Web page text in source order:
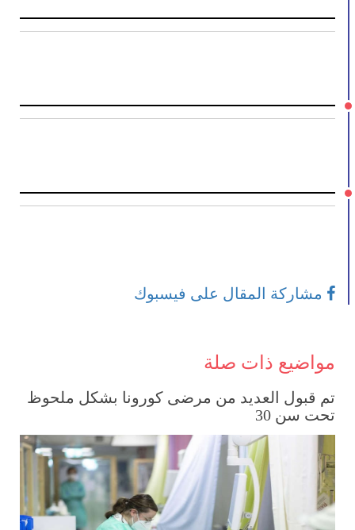
مشاركة المقال على فيسبوك
مواضيع ذات صلة
تم قبول العديد من مرضى كورونا بشكل ملحوظ
تحت سن 30